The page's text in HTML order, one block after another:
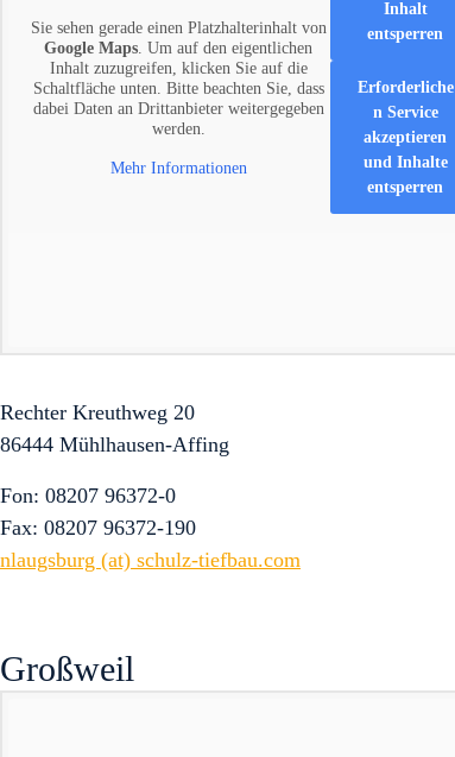
Sie sehen gerade einen Platzhalterinhalt von
Google Maps. Um auf den eigentlichen
Inhalt zuzugreifen, klicken Sie auf die
Schaltfläche unten. Bitte beachten Sie, dass
dabei Daten an Drittanbieter weitergegeben
werden.
Mehr Informationen
Inhalt
entsperren
Erforderliche
n Service
akzeptieren
und Inhalte
entsperren
Rechter Kreuthweg 20
86444 Mühlhausen-Affing
Fon: 08207 96372-0
Fax: 08207 96372-190
nlaugsburg (at) schulz-tiefbau.com
Großweil